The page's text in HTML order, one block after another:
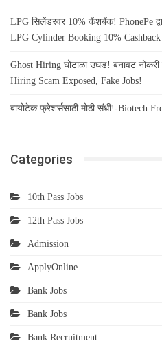
LPG सिलेंडरवर 10% कॅशबॅक! PhonePe
LPG Cylinder Booking 10%
Ghost Hiring घोटाळा उघड! बनावट नोकरी
Hiring Scam Exposed, Fake Jobs!
बायोटेक फ्रेशर्ससाठी मोठी संधी!-Biotech
Categories
10th Pass Jobs
12th Pass Jobs
Admission
ApplyOnline
Bank Jobs
Bank Jobs
Bank Recruitment